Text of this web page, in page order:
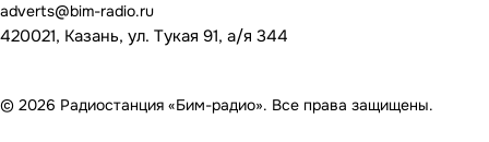
adverts@bim-radio.ru
420021, Казань, ул. Тукая 91, а/я 344
© 2026 Радиостанция «Бим-радио». Все права защищены.